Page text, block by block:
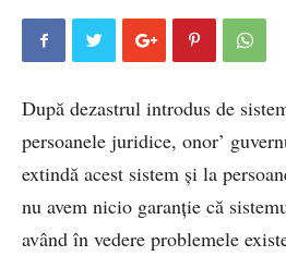
După dezastrul introdus de
persoanele juridice, onor’
extindă acest sistem și la
nu avem nicio garanție că
având în vedere problemele